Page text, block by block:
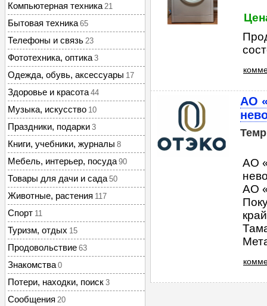
Компьютерная техника 21
Бытовая техника 65
Телефоны и связь 23
Фототехника, оптика 3
Одежда, обувь, аксессуары 17
Здоровье и красота 44
Музыка, искусство 10
Праздники, подарки 3
Книги, учебники, журналы 8
Мебель, интерьер, посуда 90
Товары для дачи и сада 50
Животные, растения 117
Спорт 11
Туризм, отдых 15
Продовольствие 63
Знакомства 0
Потери, находки, поиск 3
Сообщения 20
АО
АО
АО